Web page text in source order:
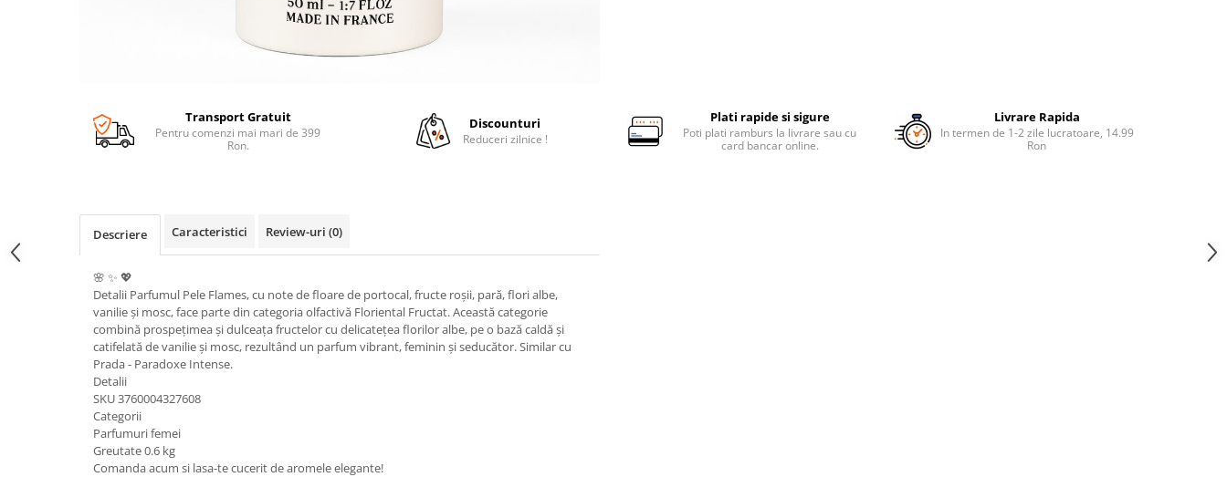
Transport Gratuit
Pentru comenzi mai mari de 399
Ron.
Discounturi
Reduceri zilnice !
Plati rapide si sigure
Poti plati ramburs la livrare sau cu
card bancar online.
Livrare Rapida
In termen de 1-2 zile lucratoare, 14.99
Ron
Descriere Caracteristici Review-uri (0)
🌸 ✨ 💖
Detalii Parfumul Pele Flames, cu note de floare de portocal, fructe roșii, pară, flori albe,
vanilie și mosc, face parte din categoria olfactivă Floriental Fructat. Această categorie
combină prospețimea și dulceața fructelor cu delicatețea florilor albe, pe o bază caldă și
catifelată de vanilie și mosc, rezultând un parfum vibrant, feminin și seducător. Similar cu
Prada - Paradoxe Intense.
Detalii
SKU 3760004327608
Categorii
Parfumuri femei
Greutate 0.6 kg
Comanda acum si lasa-te cucerit de aromele elegante!